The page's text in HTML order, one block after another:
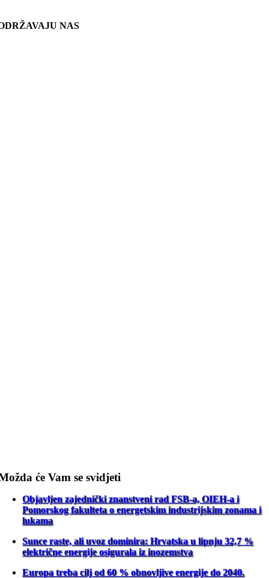
NAS
će Vam se svidjeti
Objavljen zajednički znanstveni rad FSB-a, OIEH-a i
Pomorskog fakulteta o energetskim industrijskim zonama i
lukama
Sunce raste, ali uvoz dominira: Hrvatska u lipnju 32,7 %
električne energije osigurala iz inozemstva
Europa treba cilj od 60 % obnovljive energije do 2040.